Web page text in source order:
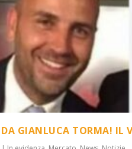
GIANLUCA TORMA! IL